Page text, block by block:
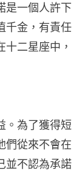
一個人許下
千金，有責任
二星座中，
為了獲得短
們從來不會在
並不認為承諾